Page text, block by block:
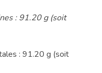
: 91.20 g (soit
: 91.20 g (soit